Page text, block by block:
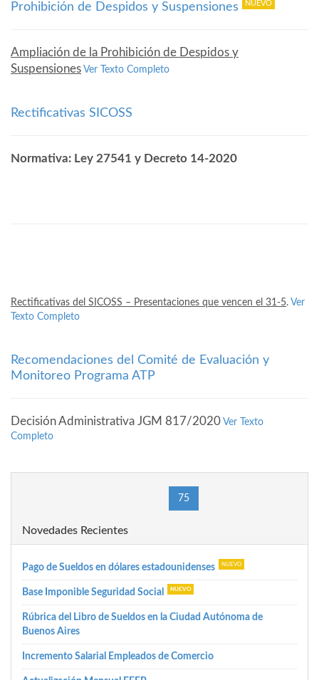
Prohibición de Despidos y Suspensiones
Ampliación de la Prohibición de Despidos y
Suspensiones Ver Texto Completo
Rectificativas SICOSS
Normativa: Ley 27541 y Decreto 14-2020
Rectificativas del SICOSS – Presentaciones que vencen el 31-5. Ver
Texto Completo
Recomendaciones del Comité de Evaluación y
Monitoreo Programa ATP
Decisión Administrativa JGM 817/2020 Ver Texto
Completo
75(current)
Novedades Recientes
Pago de Sueldos en dólares estadounidenses
Base Imponible Seguridad Social
Rúbrica del Libro de Sueldos en la Ciudad Autónoma de
Buenos Aires
Incremento Salarial Empleados de Comercio